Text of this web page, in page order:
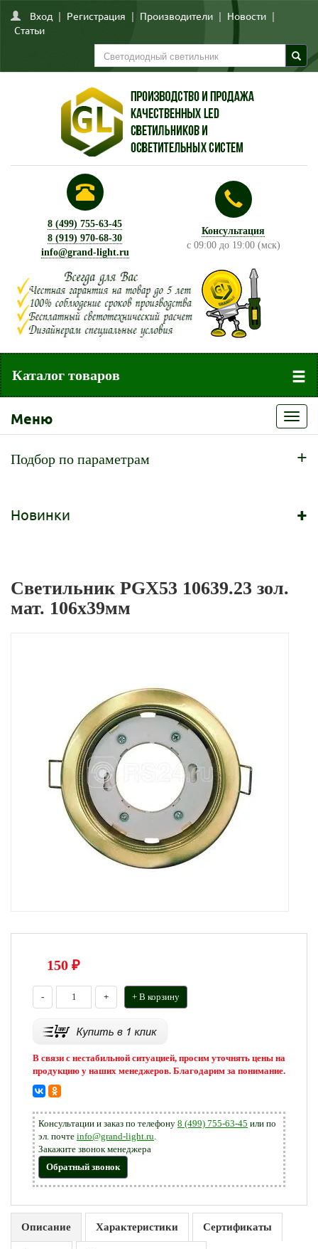
Вход | Регистрация | Производители | Новости |
Статьи
8 (499) 755-63-45
8 (919) 970-68-30
info@grand-light.ru
Консультация
с 09:00 до 19:00 (мск)
Каталог товаров
Меню
Подбор по параметрам +
Новинки +
Светильник PGX53 10639.23 зол.
мат. 106х39мм
150 ₽
- + + В корзину
В связи с нестабильной ситуацией, просим уточнять цены на
продукцию у наших менеджеров. Благодарим за понимание.
Консультации и заказ по телефону 8 (499) 755-63-45 или по
эл. почте info@grand-light.ru.
Закажите звонок менеджера
Обратный звонок
Описание Характеристики Сертификаты